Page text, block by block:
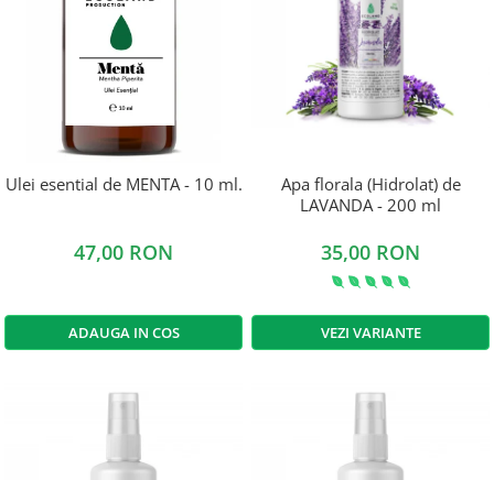
Ulei esential de MENTA - 10 ml.
47,00 RON
ADAUGA IN COS
Apa florala (Hidrolat) de
LAVANDA - 200 ml
35,00 RON
VEZI VARIANTE